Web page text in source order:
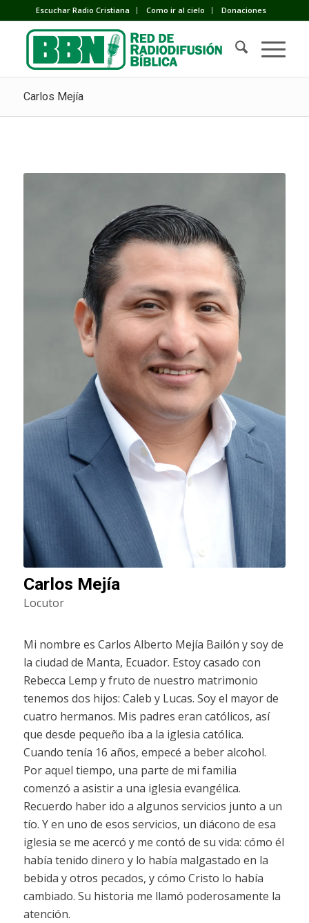
Escuchar Radio Cristiana Como ir al cielo Donaciones
Carlos Mejía
Carlos Mejía
Locutor
Mi nombre es Carlos Alberto Mejía Bailón y soy de
la ciudad de Manta, Ecuador. Estoy casado con
Rebecca Lemp y fruto de nuestro matrimonio
tenemos dos hijos: Caleb y Lucas. Soy el mayor de
cuatro hermanos. Mis padres eran católicos, así
que desde pequeño iba a la iglesia católica.
Cuando tenía 16 años, empecé a beber alcohol.
Por aquel tiempo, una parte de mi familia
comenzó a asistir a una iglesia evangélica.
Recuerdo haber ido a algunos servicios junto a un
tío. Y en uno de esos servicios, un diácono de esa
iglesia se me acercó y me contó de su vida: cómo él
había tenido dinero y lo había malgastado en la
bebida y otros pecados, y cómo Cristo lo había
cambiado. Su historia me llamó poderosamente la
atención.